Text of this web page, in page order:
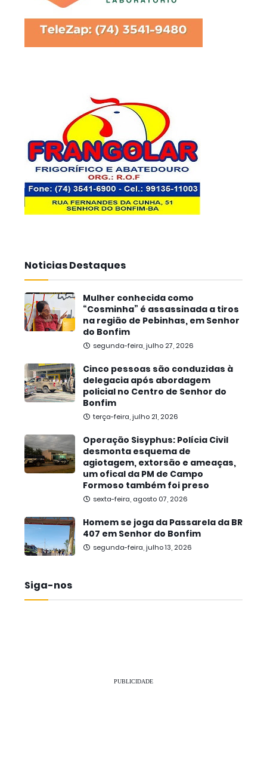
Noticias Destaques
Mulher conhecida como
“Cosminha” é assassinada a tiros
na região de Pebinhas, em Senhor
do Bonfim
segunda-feira, julho 27, 2026
Cinco pessoas são conduzidas à
delegacia após abordagem
policial no Centro de Senhor do
Bonfim
terça-feira, julho 21, 2026
Operação Sisyphus: Polícia Civil
desmonta esquema de
agiotagem, extorsão e ameaças,
um ofical da PM de Campo
Formoso também foi preso
sexta-feira, agosto 07, 2026
Homem se joga da Passarela da BR
407 em Senhor do Bonfim
segunda-feira, julho 13, 2026
Siga-nos
PUBLICIDADE